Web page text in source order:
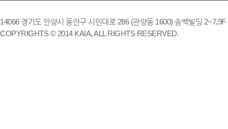
14066 경기도 안양시 동안구 시민대로 286 (관양동 1600) 송백빌딩
COPYRIGHTS © 2014 KAIA, ALL RIGHTS RESERVED.